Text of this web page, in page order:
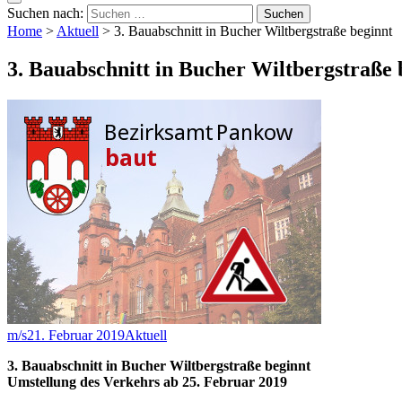
Suchen nach:
Home >Aktuell > 3. Bauabschnitt in Bucher Wiltbergstraße beginnt
3. Bauabschnitt in Bucher Wiltbergstraße
m/s21. Februar 2019Aktuell
3. Bauabschnitt in Bucher Wiltbergstraße beginnt
Umstellung des Verkehrs ab 25. Februar 2019